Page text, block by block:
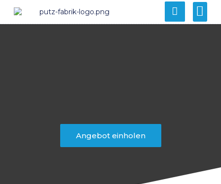
Angebot einholen